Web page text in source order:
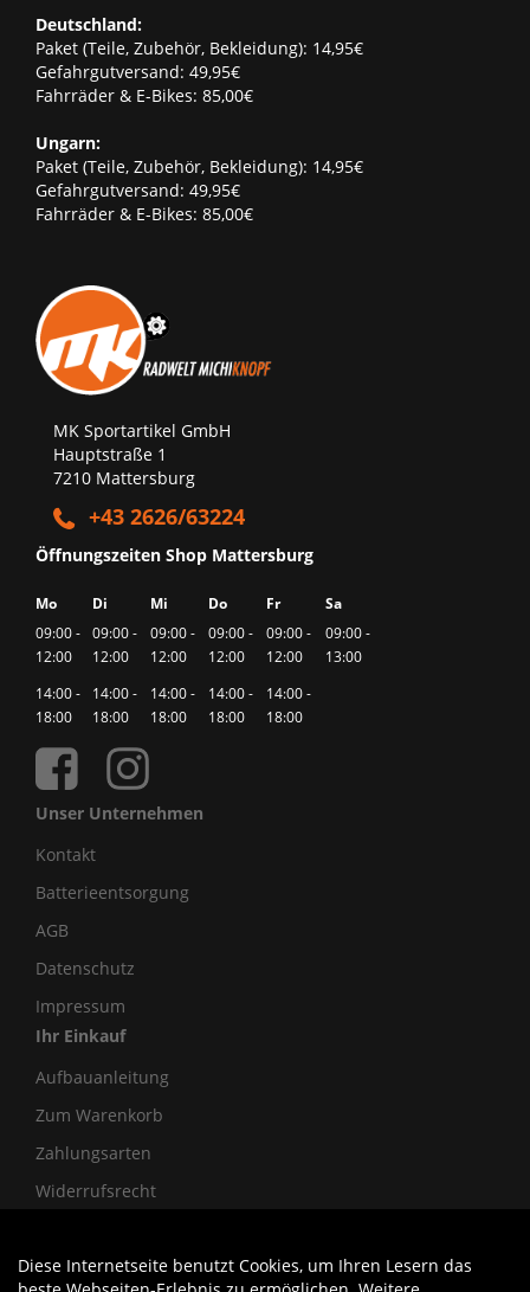
Deutschland:
Paket (Teile, Zubehör, Bekleidung): 14,95€
Gefahrgutversand: 49,95€
Fahrräder & E-Bikes: 85,00€
Ungarn:
Paket (Teile, Zubehör, Bekleidung): 14,95€
Gefahrgutversand: 49,95€
Fahrräder & E-Bikes: 85,00€
MK Sportartikel GmbH
Hauptstraße 1
7210 Mattersburg
+43 2626/63224
Öffnungszeiten Shop Mattersburg
Mo Di Mi Do Fr
Sa
09:00 -
12:00
09:00 -
12:00
09:00 -
12:00
09:00 -
12:00
09:00 -
12:00
09:00 -
13:00
14:00 -
18:00
14:00 -
18:00
14:00 -
18:00
14:00 -
18:00
14:00 -
18:00
Unser Unternehmen
Kontakt
Batterieentsorgung
AGB
Datenschutz
Impressum
Ihr Einkauf
Aufbauanleitung
Zum Warenkorb
Zahlungsarten
Widerrufsrecht
Diese Internetseite benutzt Cookies, um Ihren Lesern das
Auftrag widerrufen